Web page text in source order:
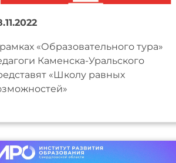
«Образовательного тура»
Каменска-Уральского
«Школу равных